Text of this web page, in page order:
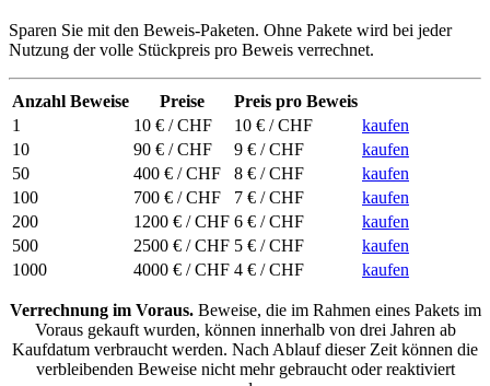
Sparen Sie mit den Beweis-Paketen. Ohne Pakete wird bei jeder
Nutzung der volle Stückpreis pro Beweis verrechnet.
Anzahl Beweise Preise
Preis pro Beweis
1
10 € / CHF 10 € / CHF
kaufen
10
90 € / CHF 9 € / CHF
kaufen
50
400 € / CHF 8 € / CHF
kaufen
100
700 € / CHF 7 € / CHF
kaufen
200
1200 € / CHF 6 € / CHF
kaufen
500
2500 € / CHF 5 € / CHF
kaufen
1000
4000 € / CHF 4 € / CHF kaufen
Verrechnung im Voraus.Beweise, die im Rahmen eines Pakets im
Voraus gekauft wurden, können innerhalb von drei Jahren ab
Kaufdatum verbraucht werden. Nach Ablauf dieser Zeit können die
verbleibenden Beweise nicht mehr gebraucht oder reaktiviert